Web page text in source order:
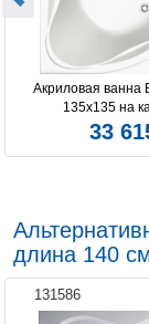
Акриловая ванна
135x135 на
33
длина 140
131586